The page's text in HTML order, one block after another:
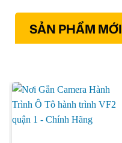
SẢN PHẨM MỚI